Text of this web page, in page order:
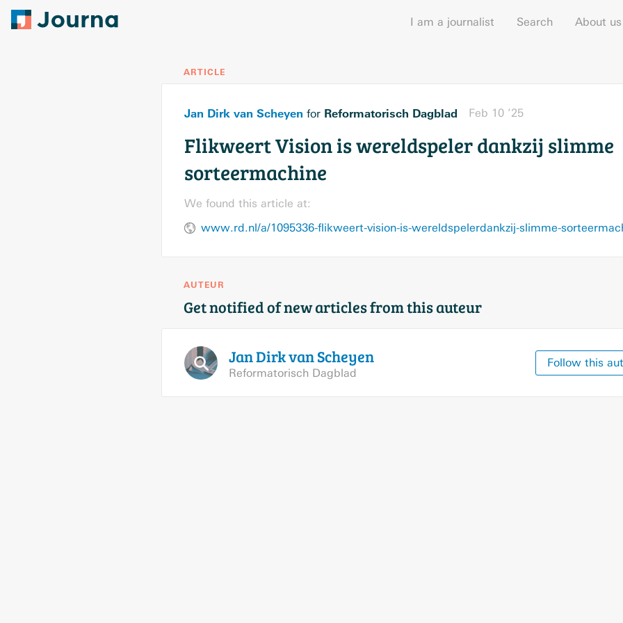
I am a journalist Search About us
ARTICLE
Jan Dirk van Scheyen for Reformatorisch Dagblad Feb 10 ’25
Flikweert Vision is wereldspeler dankzij slimme
sorteermachine
We found this article at:
www.rd.nl/a/1095336-flikweert-vision-is-wereldspelerdankzij-slimme-
AUTEUR
Get notified of new articles from this auteur
Jan Dirk vanScheyen
Reformatorisch Dagblad
Follow this